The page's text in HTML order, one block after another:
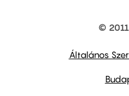
©
Általános